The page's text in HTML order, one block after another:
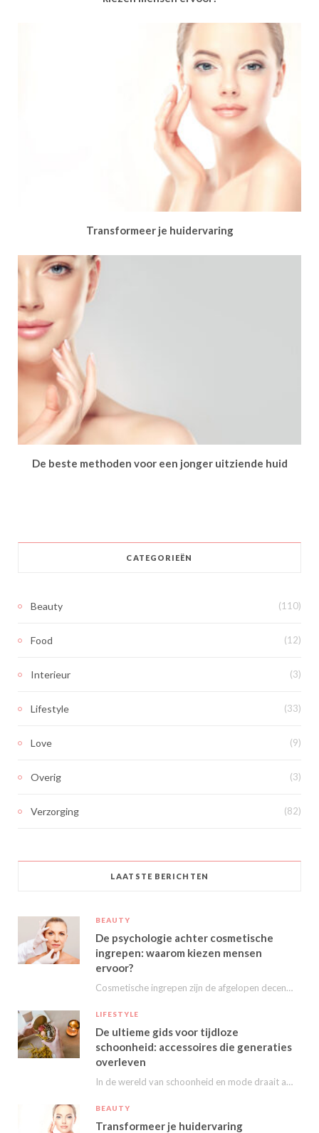
Transformeer je huidervaring
De beste methoden voor een jonger uitziende huid
CATEGORIEËN
Beauty (110)
Food (12)
Interieur (3)
Lifestyle (33)
Love (9)
Overig (3)
Verzorging (82)
LAATSTE BERICHTEN
BEAUTY
De psychologie achter cosmetische
ingrepen: waarom kiezen mensen
ervoor?
Cosmetische ingrepen zijn de afgelopen decennia steeds populairder geworden. Van kleine behandelingen zoals fillers en…
LIFESTYLE
De ultieme gids voor tijdloze
schoonheid: accessoires die generaties
overleven
In de wereld van schoonheid en mode draait alles om het uitstralen van je persoonlijke…
BEAUTY
Transformeer je huidervaring